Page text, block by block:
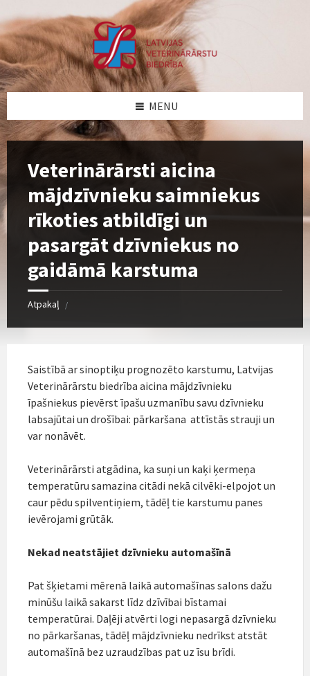
to
content
to
left
sidebar
to
right
sidebar
to
footer
MENU
Veterinārārsti aicina
mājdzīvnieku saimniekus
rīkoties atbildīgi un
pasargāt dzīvniekus no
gaidāmā karstuma
Atpakaļ /
Saistībā ar sinoptiķu prognozēto karstumu, Latvijas
Veterinārārstu biedrība aicina mājdzīvnieku
īpašniekus pievērst īpašu uzmanību savu dzīvnieku
labsajūtai un drošībai: pārkaršana attīstās strauji un
var nonāvēt.
Veterinārārsti atgādina, ka suņi un kaķi ķermeņa
temperatūru samazina citādi nekā cilvēki-elpojot un
caur pēdu spilventiņiem, tādēļ tie karstumu panes
ievērojami grūtāk.
Nekad neatstājiet dzīvnieku automašīnā
Pat šķietami mērenā laikā automašīnas salons dažu
minūšu laikā sakarst līdz dzīvībai bīstamai
temperatūrai. Daļēji atvērti logi nepasargā dzīvnieku
no pārkaršanas, tādēļ mājdzīvnieku nedrīkst atstāt
automašīnā bez uzraudzības pat uz īsu brīdi.